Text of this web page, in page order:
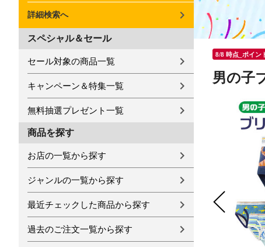
詳細検索へ
スペシャル＆セール
セール対象の商品一覧
キャンペーン＆特集一覧
無料抽選プレゼント一覧
商品を探す
お店の一覧から探す
ジャンルの一覧から探す
最近チェックした商品から探す
過去のご注文一覧から探す
8/8 時点_ポイン
男の子